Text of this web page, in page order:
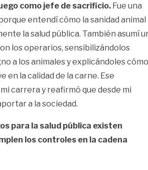
como jefe de sacrificio. Fue una
entendí cómo la sanidad animal
la salud pública. También asumí
los operarios, sensibilizándolos
a los animales y explicándoles cómo
en la calidad de la carne. Ese
carrera y reafirmó que desde mi
a la sociedad.
para la salud pública existen
los controles en la cadena